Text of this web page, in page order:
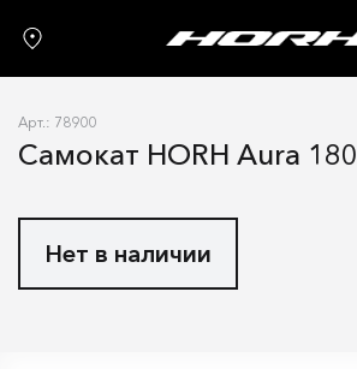
Запчасти
Аксессуары
О нас
Арт.: 78900
Самокат HORH Aura 180
Нет в наличии